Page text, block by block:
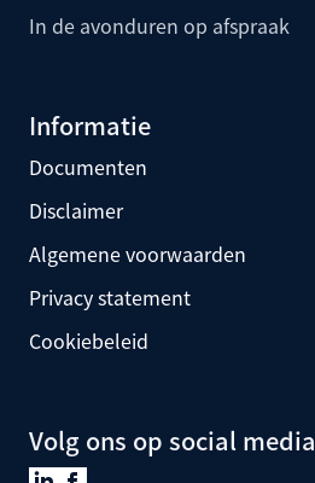
In de avonduren op afspraak
Informatie
Documenten
Disclaimer
Algemene voorwaarden
Privacy statement
Cookiebeleid
Volg ons op social media